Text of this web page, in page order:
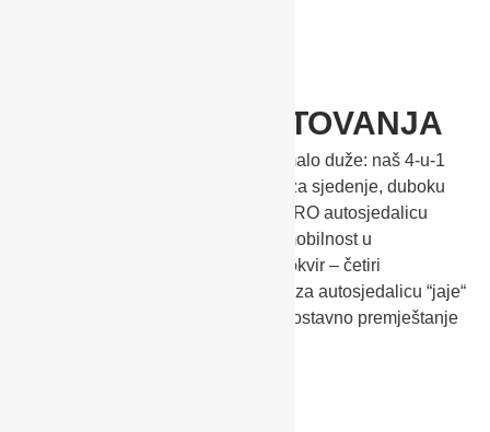
4-U-1 SISTEM PUTOVANJA
Pssst, neka vaše dijete spava još malo duže: naš 4-u-1
sistem putovanja koji udružuje dio za sjedenje, duboku
košaru, lagano gnjezdašce i RECARO autosjedalicu
“jaje“, omogućava vam bezbrižnu mobilnost u
svakodnevnim situacijama. Jedan okvir – četiri
mogućnosti. Već uključeni adapteri za autosjedalicu “jaje“
RECARO omogućavaju brzo i jednostavno premještanje